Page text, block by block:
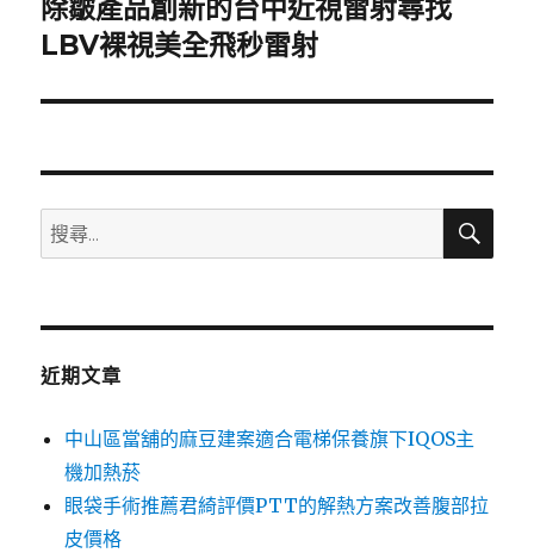
下
一
文
除皺產品創新的台中近視雷射尋找
LBV裸視美全飛秒雷射
搜
尋
鍵
搜
近期文章
中山區當舖的麻豆建案適合電梯保養旗下IQOS主
機加熱菸
眼袋手術推薦君綺評價PTT的解熱方案改善腹部拉
皮價格